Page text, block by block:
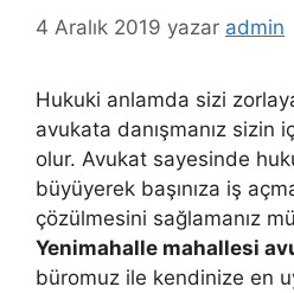
4 Aralık 2019 yazar admin
Hukuki anlamda sizi
avukata danışmanız sizin
olur. Avukat sayesinde
büyüyerek başınıza iş
çözülmesini sağlamanız
Yenimahalle mahallesi
büromuz ile kendinize en